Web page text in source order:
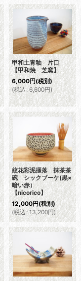
甲和土青釉 片口
【甲和焼 芝窯】
6,000円(税別)
(税込: 6,600円)
紋花彩泥掻落 抹茶茶
碗 シックブーケ(黒×
暗い赤）
【nicorico】
12,000円(税別)
(税込: 13,200円)